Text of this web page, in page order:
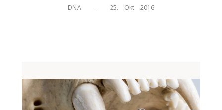
DNA — 25.    Okt    2016